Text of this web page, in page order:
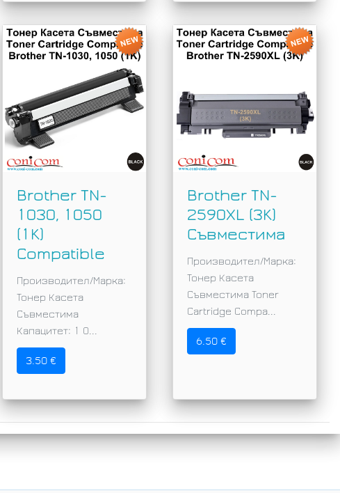
Brother TN-
1030, 1050
(1K)
Compatible
Производител/Марка:
Тонер Касета
Съвместимa
Капацитет: 1 0...
3.50 €
Brother TN-
2590XL (3K)
Съвместима
Производител/Марка:
Тонер Касета
Съвместимa Toner
Cartridge Compa...
6.50 €